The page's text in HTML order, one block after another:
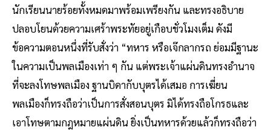
นักเรียนนายร้อยทั้งหมดมาพร้อมเพรียงกัน และทรงอธิบาย
ปลอบโยนด้วยความเศร้าพระทัยอยู่เกือบชั่วโมงเต็ม ดังมี
ข้อความตอนหนึ่งที่รับสั่งว่า ​“ทหาร หรือเจ๊กลากรถ ย่อมมีฐานะ
ในความเป็นพลเมืองเท่า ๆ กัน แต่พระเจ้าแผ่นดินทรงอำนาจ
ที่จะลงโทษพลเมือง ฐานบิดากับบุตรได้เสมอ การเฆี่ยน
พลเมืองก็ทรงถือว่าเป็นการสั่งสอนบุตร มิได้ทรงถือโกรธและ
เอาโทษตามกฎหมายแผ่นดิน ยิ่งเป็นทหารด้วยแล้วก็ทรงถือว่า